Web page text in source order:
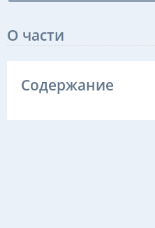
О части
Содержание